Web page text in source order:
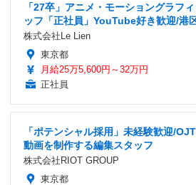
「27卒」アニメ・モーショングラフ
ッフ「正社員」YouTube好き歓迎/港
株式会社Le Lien
東京都
月給25万5,600円～32万円
正社員
「ポテンシャル採用」未経験歓迎/
動画を制作する編集スタッフ
株式会社RIOT GROUP
東京都